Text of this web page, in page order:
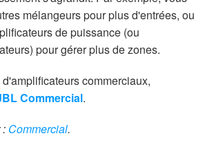
mélangeurs pour plus d'entrées, ou
de puissance (ou
pour gérer plus de zones.
commerciaux,
Commercial.
: Commercial.